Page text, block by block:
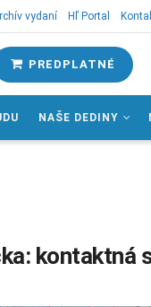
vydaní Hľ Portal
PREDPLATNÉ
NAŠE DEDINY
kontaktná